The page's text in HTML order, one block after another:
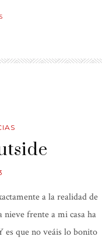
a la realidad de
nieve frente a mi casa ha
es que no veáis lo bonito